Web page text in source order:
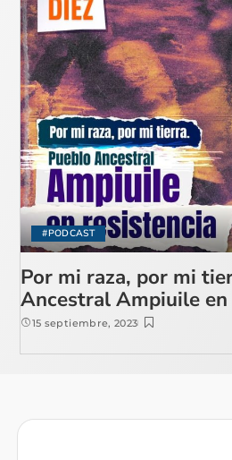
#PODCAST
Por mi raza, por mi
Ancestral Ampiuile
15 septiembre, 2023